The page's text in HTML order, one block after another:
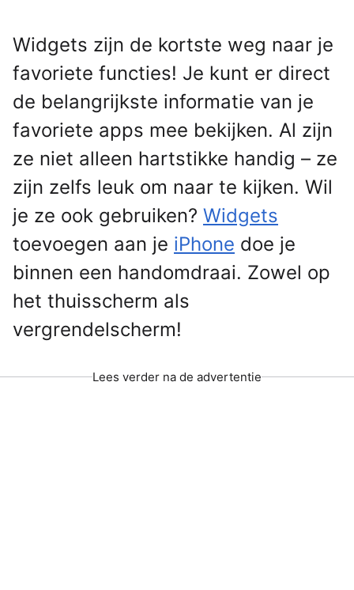
Widgets zijn de kortste weg naar je
favoriete functies! Je kunt er direct
de belangrijkste informatie van je
favoriete apps mee bekijken. Al zijn
ze niet alleen hartstikke handig – ze
zijn zelfs leuk om naar te kijken. Wil
je ze ook gebruiken? Widgets
toevoegen aan je iPhone doe je
binnen een handomdraai. Zowel op
het thuisscherm als
vergrendelscherm!
Lees verder na de advertentie